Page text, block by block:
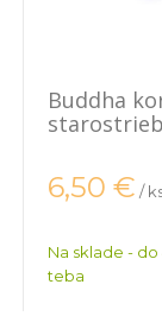
Buddha
6,50 € /
Na sklade - do
teba